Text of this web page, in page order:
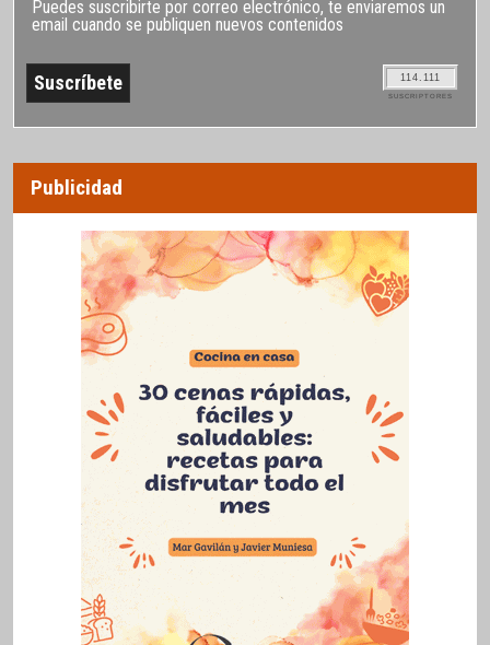
Puedes suscribirte por correo electrónico, te enviaremos un
email cuando se publiquen nuevos contenidos
114.111
SUSCRIPTORES
Publicidad